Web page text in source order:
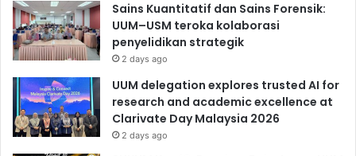
Sains Kuantitatif dan Sains Forensik:
UUM–USM teroka kolaborasi
penyelidikan strategik
2 days ago
UUM delegation explores trusted AI for
research and academic excellence at
Clarivate Day Malaysia 2026
2 days ago